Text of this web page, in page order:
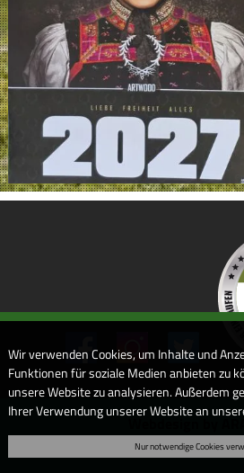
Webdesign by
Wir verwenden Cookies, um Inhalte und
Funktionen für soziale Medien anbieten zu
unsere Website zu analysieren. Außerdem
Ihrer Verwendung unserer Website an
Informationen möglicherweise mit weiteren
Nur notwendige Cookies